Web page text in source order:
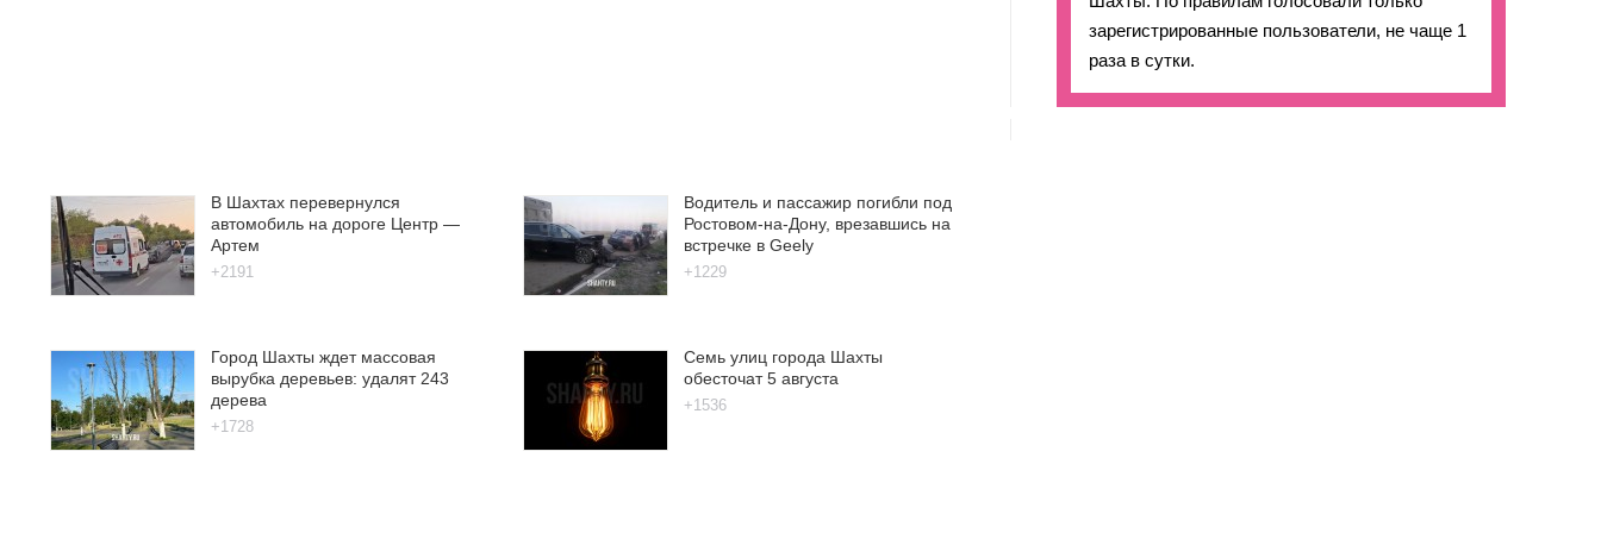
зарегистрированные пользователи, не чаще 1
раза в сутки.
В Шахтах перевернулся
автомобиль на дороге Центр —
Артем
+2191
Водитель и пассажир погибли под
Ростовом-на-Дону, врезавшись на
встречке в Geely
+1229
Город Шахты ждет массовая
вырубка деревьев: удалят 243
дерева
+1728
Семь улиц города Шахты
обесточат 5 августа
+1536